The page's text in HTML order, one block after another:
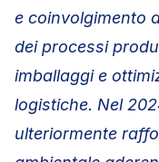
e coinvolgimento
dei processi
imballaggi e
logistiche. Nel
ulteriormente